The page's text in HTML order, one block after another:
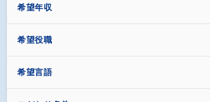
希望年収
希望役職
希望言語